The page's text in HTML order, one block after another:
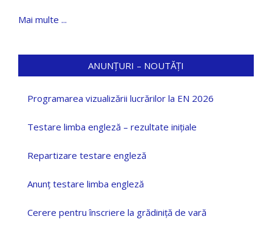
Mai multe ...
ANUNȚURI – NOUTĂȚI
Programarea vizualizării lucrărilor la EN 2026
Testare limba engleză – rezultate inițiale
Repartizare testare engleză
Anunț testare limba engleză
Cerere pentru înscriere la grădiniță de vară